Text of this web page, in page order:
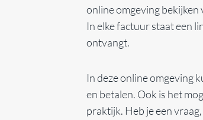
online omgeving
In elke factuur staat een
ontvangt.
In deze online omgeving
en betalen. Ook is het
praktijk. Heb je een